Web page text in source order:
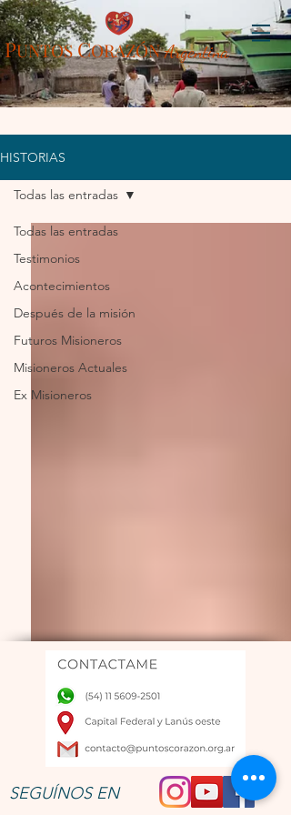
PUNTOSCORAZÓNArgentina
HISTORIAS
Todas las entradas
Testimonios
Acontecimientos
Después de la misión
Futuros Misioneros
Misioneros Actuales
Ex Misioneros
Todas las entradas
SEGUÍNOS EN